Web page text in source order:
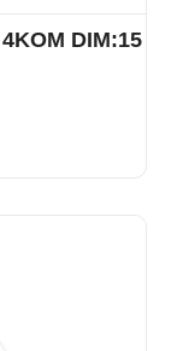
DIM:15